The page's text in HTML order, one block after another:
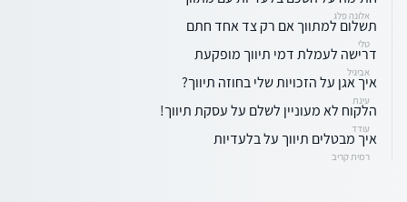
אלונה פלג
תשלום למתווך אם רק צד אחד חתם
טלי
דרישה לעמלת דמי תיווך מופקעת
אביגיל
איך אגן על הזכויות שלי בחוזה תיווך?
עינת
הלקוח לא מעוניין לשלם על עסקת תיווך!
עודד
איך מבטלים תיווך על בלעדיות
רמית קריב